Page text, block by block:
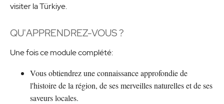
visiter la Türkiye.
QU'APPRENDREZ-VOUS ?
Une fois ce module complété:
Vous obtiendrez une connaissance approfondie de
l'histoire de la région, de ses merveilles naturelles et de ses
saveurs locales.